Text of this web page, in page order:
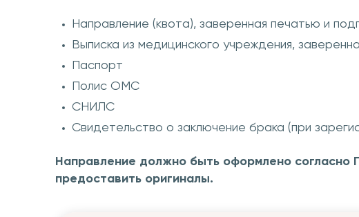
Направление (квота), заверенная печатью и
Выписка из медицинского учреждения,
Паспорт
Полис ОМС
СНИЛС
Свидетельство о заключение брака (при
Направление должно быть оформлено
предоставить оригиналы.